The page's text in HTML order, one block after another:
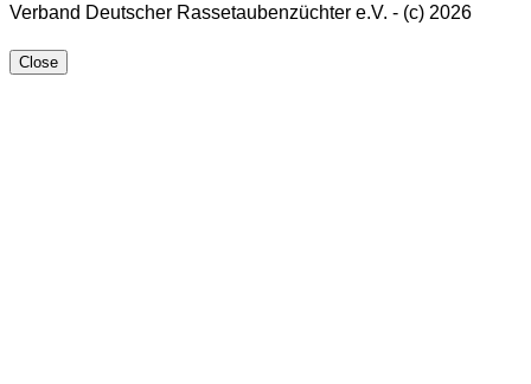
Verband Deutscher Rassetaubenzüchter e.V. - (c) 2026
Close